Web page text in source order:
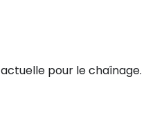
actuelle pour le chaînage.